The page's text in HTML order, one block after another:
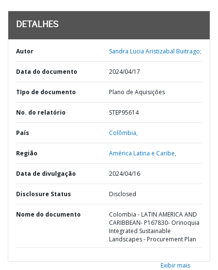
DETALHES
Autor Sandra Lucia Aristizabal Buitrago;
Data do documento 2024/04/17
TIpo de documento Plano de Aquisições
No. do relatório STEP95614
País Colômbia,
Região América Latina e Caribe,
Data de divulgação 2024/04/16
Disclosure Status Disclosed
Nome do documento
Colombia - LATIN AMERICA AND
CARIBBEAN- P167830- Orinoquia
Integrated Sustainable
Landscapes - Procurement Plan
Exibir mais